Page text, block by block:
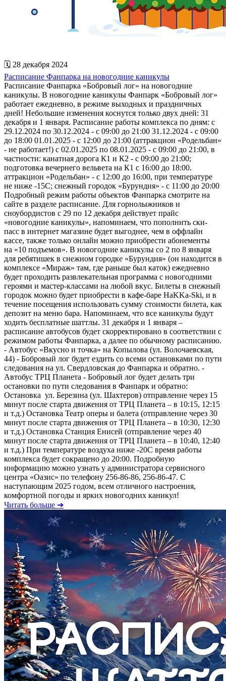
🗓 28 декабря 2024
Расписание Фанпарка на новогодние каникулы
Расписание Фанпарка «Бобровый лог» на новогодние
каникулы. В новогодние каникулы Фанпарк «Бобровый лог»
работает ежедневно, в режиме выходных и праздничных
дней! Небольшие изменения коснутся только двух дней: 31
декабря и 1 января. Расписание работы комплекса по дням: с
29.12.2024 по 30.12.2024 - с 09:00 до 21:00 31.12.2024 - с 09:00
до 18:00 01.01.2025 - с 12:00 до 21:00 (аттракцион «Родельбан»
- не работает!) с 02.01.2025 по 08.01.2025 - с 09:00 до 21:00, в
частности: канатная дорога К1 и К2 - с 09:00 до 21:00;
подготовка вечернего вельвета на К1 с 16:00 до 18:00.
аттракцион «Родельбан» - с 12:00 до 16:00, при температуре
не ниже -15С; снежный городок «Бурундия» - с 11:00 до 20:00
Подробный режим работы объектов Фанпарка смотрите на
сайте в разделе расписание. Для горнолыжников и
сноубордистов с 29 по 12 декабря действует прайс
«новогодние каникулы», напоминаем, что пополнить ски-
пасс в интернет магазине будет выгоднее, чем в оффлайн
кассе, также только онлайн можно приобрести абонементы
на «10 подъемов». В новогодние каникулы со 2 по 8 января
для ребятишек в снежном городке «Бурундия» (он находится в
комплексе «Мираж» там, где раньше был каток) ежедневно
будет проходить развлекательная программа с новогодними
героями и мастер-классами на любой вкус. Билеты в снежный
городок можно будет приобрести в кафе-баре HaKKa-Ski, и в
течение посещения использовать сумму стоимости билета, как
депозит на меню бара. Напоминаем, что все каникулы будут
ходить бесплатные шаттлы. 31 декабря и 1 января –
расписание автобусов будет скорректировано в соответствии с
режимом работы Фанпарка, а далее по обычному расписанию.
- Автобус «Вкусно и точка» на Копылова (ул. Волочаевская,
44) - Бобровый лог будет ездить со всеми остановками по пути
следования на ул. Свердловская до Фанпарка и обратно. -
Автобус ТРЦ Планета - Бобровый лог будет делать три
остановки по пути следования в Фанпарк и обратно:
Остановка ул. Березина (ул. Шахтеров) отправление через 15
минут после старта движения от ТРЦ Планета – в 10:15, 12:15
и т.д.) Остановка Театр оперы и балета (отправление через 30
минут после старта движения от ТРЦ Планета – в 10:30, 12:30
и т.д.) Остановка Станция Енисей (отправление через 40
минут после старта движения от ТРЦ Планета – в 10:40, 12:40
и т.д.) При температуре воздуха ниже -20С время работы
комплекса будет сокращено до 20:00. Подробную
информацию можно узнать у администратора сервисного
центра «Оазис» по телефону 256-86-86, 256-86-47. С
наступающим 2025 годом, всем отличного настроения,
комфортной погоды и ярких новогодних каникул!
Читать больше ➔